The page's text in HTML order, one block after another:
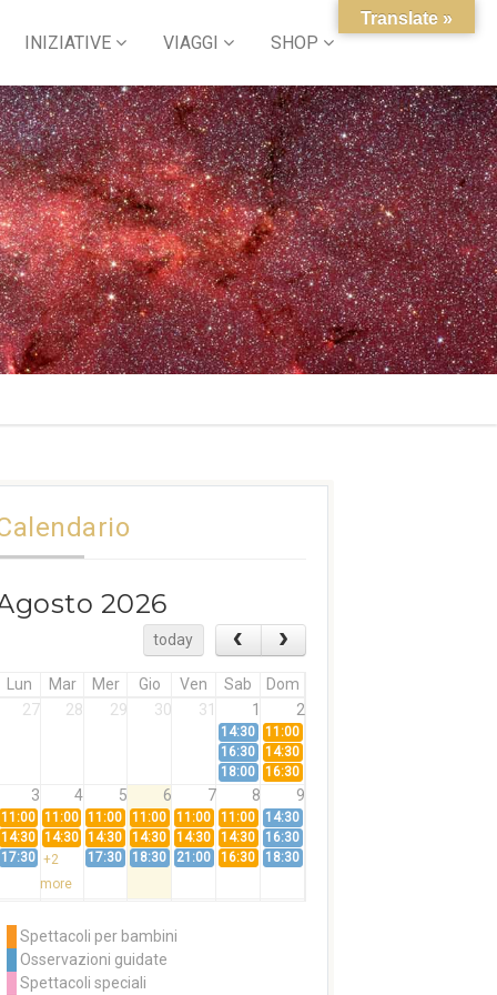
INIZIATIVE VIAGGI SHOP
2026
today
Lun Mar Mer Gio Ven Sab
Dom
27
28 29 30 31 1 2
14:30
11:00
16:30
14:30
18:00
16:30
3 4 5 6 7 8 9
11:00 11:00 11:00 11:00 11:00 11:00
14:30
14:30 14:30 14:30 14:30 14:30 14:30
16:30
17:30 +2
more
17:30 18:30 21:00 16:30 18:30
11:00
14:30
+3
Spettacoli per bambini
Osservazioni guidate
Spettacoli speciali
Translate »